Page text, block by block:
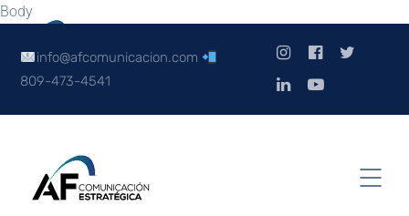
Body
info@afcomunicacion.com
809-473-4541